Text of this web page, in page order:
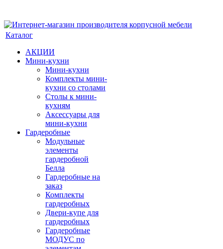
Каталог
АКЦИИ
Мини-кухни
Мини-кухни
Комплекты мини-
кухни со столами
Столы к мини-
кухням
Аксессуары для
мини-кухни
Гардеробные
Модульные
элементы
гардеробной
Белла
Гардеробные на
заказ
Комплекты
гардеробных
Двери-купе для
гардеробных
Гардеробные
МОДУС по